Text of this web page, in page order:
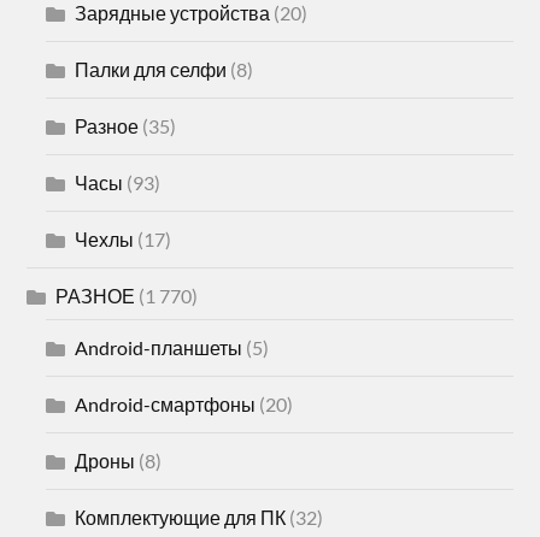
Зарядные устройства (20)
Палки для селфи (8)
Разное (35)
Часы (93)
Чехлы (17)
РАЗНОЕ (1 770)
Android-планшеты (5)
Android-смартфоны (20)
Дроны (8)
Комплектующие для ПК (32)